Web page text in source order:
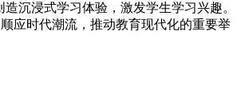
沉浸式学习体验，激发学生学习兴趣。
应时代潮流，推动教育现代化的重要举